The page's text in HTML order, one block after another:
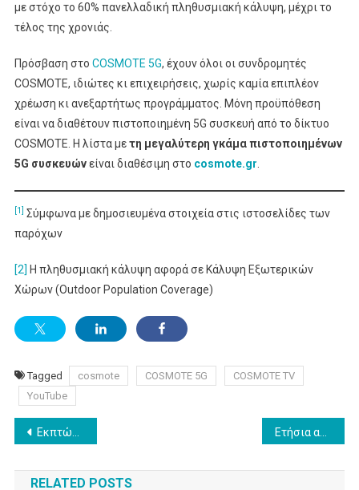
με στόχο το 60% πανελλαδική πληθυσμιακή κάλυψη, μέχρι το
τέλος της χρονιάς.
Πρόσβαση στο COSMOTE 5G, έχουν όλοι οι συνδρομητές
COSMOTE, ιδιώτες κι επιχειρήσεις, χωρίς καμία επιπλέον
χρέωση κι ανεξαρτήτως προγράμματος. Μόνη προϋπόθεση
είναι να διαθέτουν πιστοποιημένη 5G συσκευή από το δίκτυο
COSMOTE. Η λίστα μετη μεγαλύτερη γκάμα πιστοποιημένων
5G συσκευώνείναι διαθέσιμη στο cosmote.gr
[1] Σύμφωνα με δημοσιευμένα στοιχεία στις ιστοσελίδες των
παρόχων
[2] Η πληθυσμιακή κάλυψη αφορά σε Κάλυψη Εξωτερικών
Χώρων (Outdoor Population Coverage)
Tagged cosmote COSMOTE 5G
COSMOTE TV
YouTube
Post
navigation
Εκπτώσεις από τη WIND με εκπληκτικές προσφορές που φτάνουν έως και -60%
RELATED POSTS